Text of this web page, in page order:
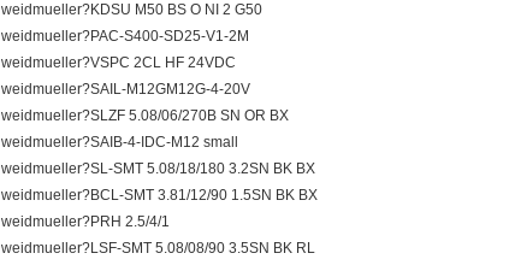
weidmueller?KDSU M50 BS O NI 2 G50
weidmueller?PAC-S400-SD25-V1-2M
weidmueller?VSPC 2CL HF 24VDC
weidmueller?SAIL-M12GM12G-4-20V
weidmueller?SLZF 5.08/06/270B SN OR BX
weidmueller?SAIB-4-IDC-M12 small
weidmueller?SL-SMT 5.08/18/180 3.2SN BK BX
weidmueller?BCL-SMT 3.81/12/90 1.5SN BK BX
weidmueller?PRH 2.5/4/1
weidmueller?LSF-SMT 5.08/08/90 3.5SN BK RL